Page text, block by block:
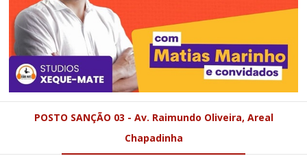
POSTO SANÇÃO 03 - Av. Raimundo Oliveira, Areal
Chapadinha